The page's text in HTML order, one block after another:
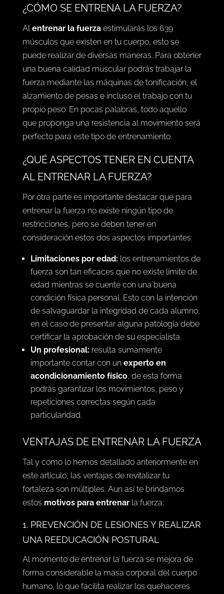
¿CÓMO SE ENTRENA LA FUERZA?
Al entrenar la fuerzaestimularás los 639
músculos que existen en tu cuerpo, esto se
puede realizar de diversas maneras. Para obtener
una buena calidad muscular podrás trabajar la
fuerza mediante las máquinas de tonificación, el
alzamiento de pesas e incluso el trabajo con tu
propio peso. En pocas palabras, todo aquello
que proponga una resistencia al movimiento será
perfecto para este tipo de entrenamiento.
¿QUÉ ASPECTOS TENER EN CUENTA
AL ENTRENAR LA FUERZA?
Por otra parte es importante destacar que para
entrenar la fuerza no existe ningún tipo de
restricciones, pero se deben tener en
consideración estos dos aspectos importantes:
Limitaciones por edad: los entrenamientos de
fuerza son tan eficaces que no existe límite de
edad mientras se cuente con una buena
condición física personal. Esto con la intención
de salvaguardar la integridad de cada alumno,
en el caso de presentar alguna patología debe
certificar la aprobación de su especialista.
Un profesional: resulta sumamente
importante contar con un experto en
acondicionamiento físico, de esta forma
podrás garantizar los movimientos, peso y
repeticiones correctas según cada
particularidad.
VENTAJAS DE ENTRENAR LA FUERZA
Tal y como lo hemos detallado anteriormente en
este artículo, las ventajas de revitalizar tu
fortaleza son múltiples. Aun así te brindamos
estos motivos para entrenar la fuerza:
1. PREVENCIÓN DE LESIONES Y REALIZAR
UNA REEDUCACIÓN POSTURAL
Al momento de entrenar la fuerza se mejora de
forma considerable la masa corporal del cuerpo
humano, lo que facilita realizar los quehaceres